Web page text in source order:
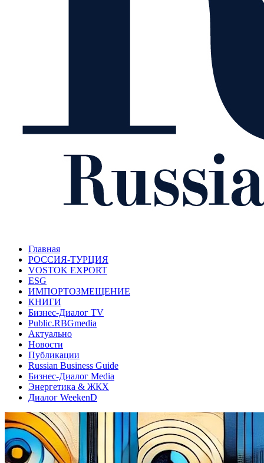
Главная
РОССИЯ-ТУРЦИЯ
VOSTOK EXPORT
ESG
ИМПОРТОЗМЕЩЕНИЕ
КНИГИ
Бизнес-Диалог TV
Public.RBGmedia
Актуально
Новости
Публикации
Russian Business Guide
Бизнес-Диалог Media
Энергетика & ЖКХ
Диалог WeekenD